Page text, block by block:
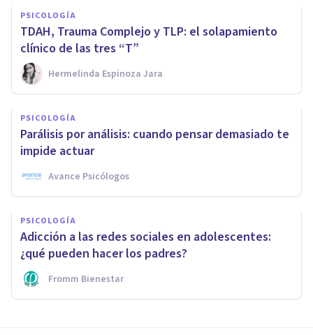
PSICOLOGÍA
TDAH, Trauma Complejo y TLP: el solapamiento
clínico de las tres “T”
Hermelinda Espinoza Jara
PSICOLOGÍA
Parálisis por análisis: cuando pensar demasiado te
impide actuar
Avance Psicólogos
PSICOLOGÍA
Adicción a las redes sociales en adolescentes:
¿qué pueden hacer los padres?
Fromm Bienestar